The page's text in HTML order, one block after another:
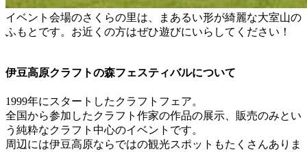
イベント会場のさくらの里は、まあるい形が綺麗な大室山の
ふもとです。お近くの方はぜひ遊びにいらしてください！
伊豆高原クラフトの森フェスティバルについて
1999年にスタートしたクラフトフェア。
全国から参加したクラフト作家の作品の展示、販売のみとい
う純粋なクラフト中心のイベントです。
周辺には伊豆高原ならではの観光スポットもたくさんありま